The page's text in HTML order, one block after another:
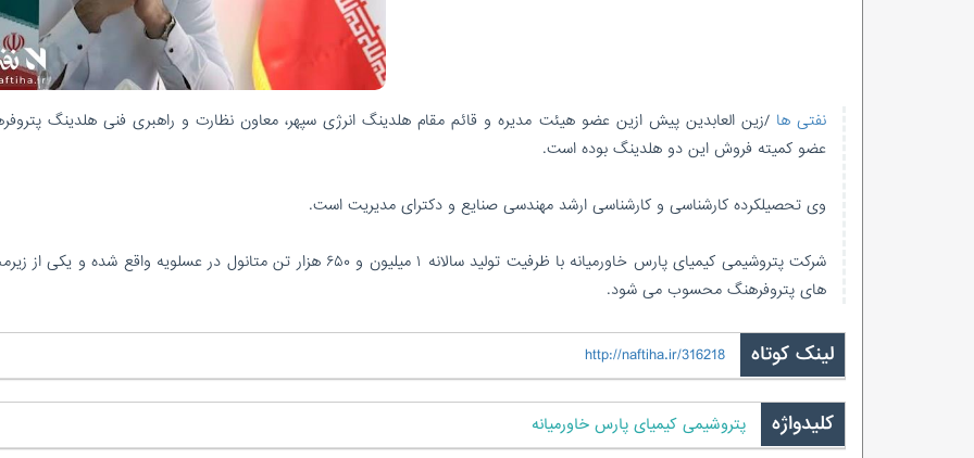
نفتی ها/زین العابدین پیش ازین عضو هیئت مدیره و قائم مقام هلدینگ انرژی سپهر، معاون نظارت و راهبری فنی هلدینگ
عضو کمیته فروش این دو هلدینگ بوده است.
وی تحصیلکرده کارشناسی و کارشناسی ارشد مهندسی صنایع و دکترای مدیریت است.
شرکت پتروشیمی کیمیای پارس خاورمیانه با ظرفیت تولید سالانه ۱ میلیون و ۶۵۰ هزار تن متانول در عسلویه واقع شده و
های پتروفرهنگ محسوب می شود.
لینک کوتاه http://naftiha.ir/316218
کلیدواژه پتروشیمی کیمیای پارس خاورمیانه